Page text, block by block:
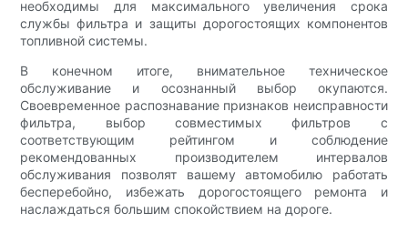
необходимы для максимального увеличения срока
службы фильтра и защиты дорогостоящих компонентов
топливной системы.
В конечном итоге, внимательное техническое
обслуживание и осознанный выбор окупаются.
Своевременное распознавание признаков неисправности
фильтра, выбор совместимых фильтров с
соответствующим рейтингом и соблюдение
рекомендованных производителем интервалов
обслуживания позволят вашему автомобилю работать
бесперебойно, избежать дорогостоящего ремонта и
наслаждаться большим спокойствием на дороге.